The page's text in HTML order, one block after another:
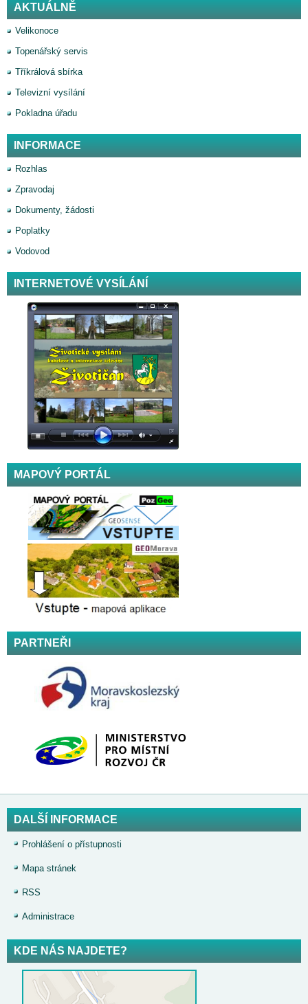
AKTUÁLNĚ
Velikonoce
Topenářský servis
Tříkrálová sbírka
Televizní vysílání
Pokladna úřadu
INFORMACE
Rozhlas
Zpravodaj
Dokumenty, žádosti
Poplatky
Vodovod
INTERNETOVÉ VYSÍLÁNÍ
MAPOVÝ PORTÁL
PARTNEŘI
DALŠÍ INFORMACE
Prohlášení o přístupnosti
Mapa stránek
RSS
Administrace
KDE NÁS NAJDETE?